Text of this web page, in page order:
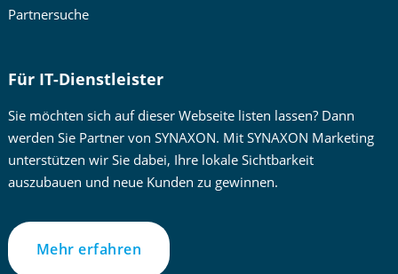
Partnersuche
Für IT-Dienstleister
Sie möchten sich auf dieser Webseite listen lassen? Dann
werden Sie Partner von SYNAXON. Mit SYNAXON Marketing
unterstützen wir Sie dabei, Ihre lokale Sichtbarkeit
auszubauen und neue Kunden zu gewinnen.
Mehr erfahren